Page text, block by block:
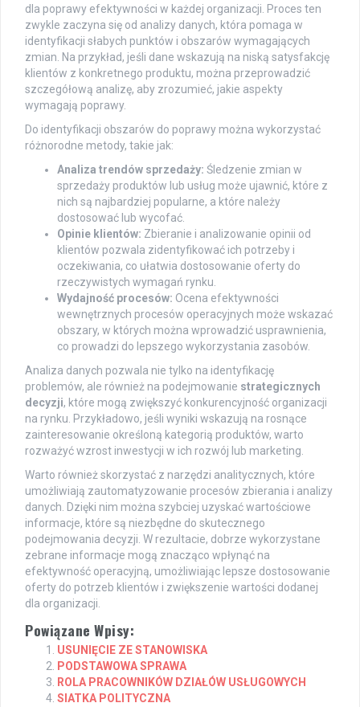
dla poprawy efektywności w każdej organizacji. Proces ten
zwykle zaczyna się od analizy danych, która pomaga w
identyfikacji słabych punktów i obszarów wymagających
zmian. Na przykład, jeśli dane wskazują na niską satysfakcję
klientów z konkretnego produktu, można przeprowadzić
szczegółową analizę, aby zrozumieć, jakie aspekty
wymagają poprawy.
Do identyfikacji obszarów do poprawy można wykorzystać
różnorodne metody, takie jak:
Analiza trendów sprzedaży: Śledzenie zmian w
sprzedaży produktów lub usług może ujawnić, które z
nich są najbardziej popularne, a które należy
dostosować lub wycofać.
Opinie klientów: Zbieranie i analizowanie opinii od
klientów pozwala zidentyfikować ich potrzeby i
oczekiwania, co ułatwia dostosowanie oferty do
rzeczywistych wymagań rynku.
Wydajność procesów: Ocena efektywności
wewnętrznych procesów operacyjnych może wskazać
obszary, w których można wprowadzić usprawnienia,
co prowadzi do lepszego wykorzystania zasobów.
Analiza danych pozwala nie tylko na identyfikację
problemów, ale również na podejmowanie strategicznych
decyzji, które mogą zwiększyć konkurencyjność organizacji
na rynku. Przykładowo, jeśli wyniki wskazują na rosnące
zainteresowanie określoną kategorią produktów, warto
rozważyć wzrost inwestycji w ich rozwój lub marketing.
Warto również skorzystać z narzędzi analitycznych, które
umożliwiają zautomatyzowanie procesów zbierania i analizy
danych. Dzięki nim można szybciej uzyskać wartościowe
informacje, które są niezbędne do skutecznego
podejmowania decyzji. W rezultacie, dobrze wykorzystane
zebrane informacje mogą znacząco wpłynąć na
efektywność operacyjną, umożliwiając lepsze dostosowanie
oferty do potrzeb klientów i zwiększenie wartości dodanej
dla organizacji.
Powiązane Wpisy:
USUNIĘCIE ZE STANOWISKA
PODSTAWOWA SPRAWA
ROLA PRACOWNIKÓW DZIAŁÓW USŁUGOWYCH
SIATKA POLITYCZNA